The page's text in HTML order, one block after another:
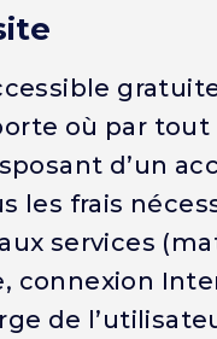
où par tout
d’un
les frais
services
connexion
de